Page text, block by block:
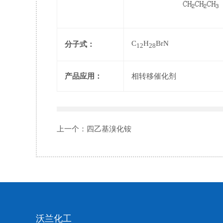
分子式： C12H28BrN
产品应用： 相转移催化剂
上一个： 四乙基溴化铵
沃兰化工